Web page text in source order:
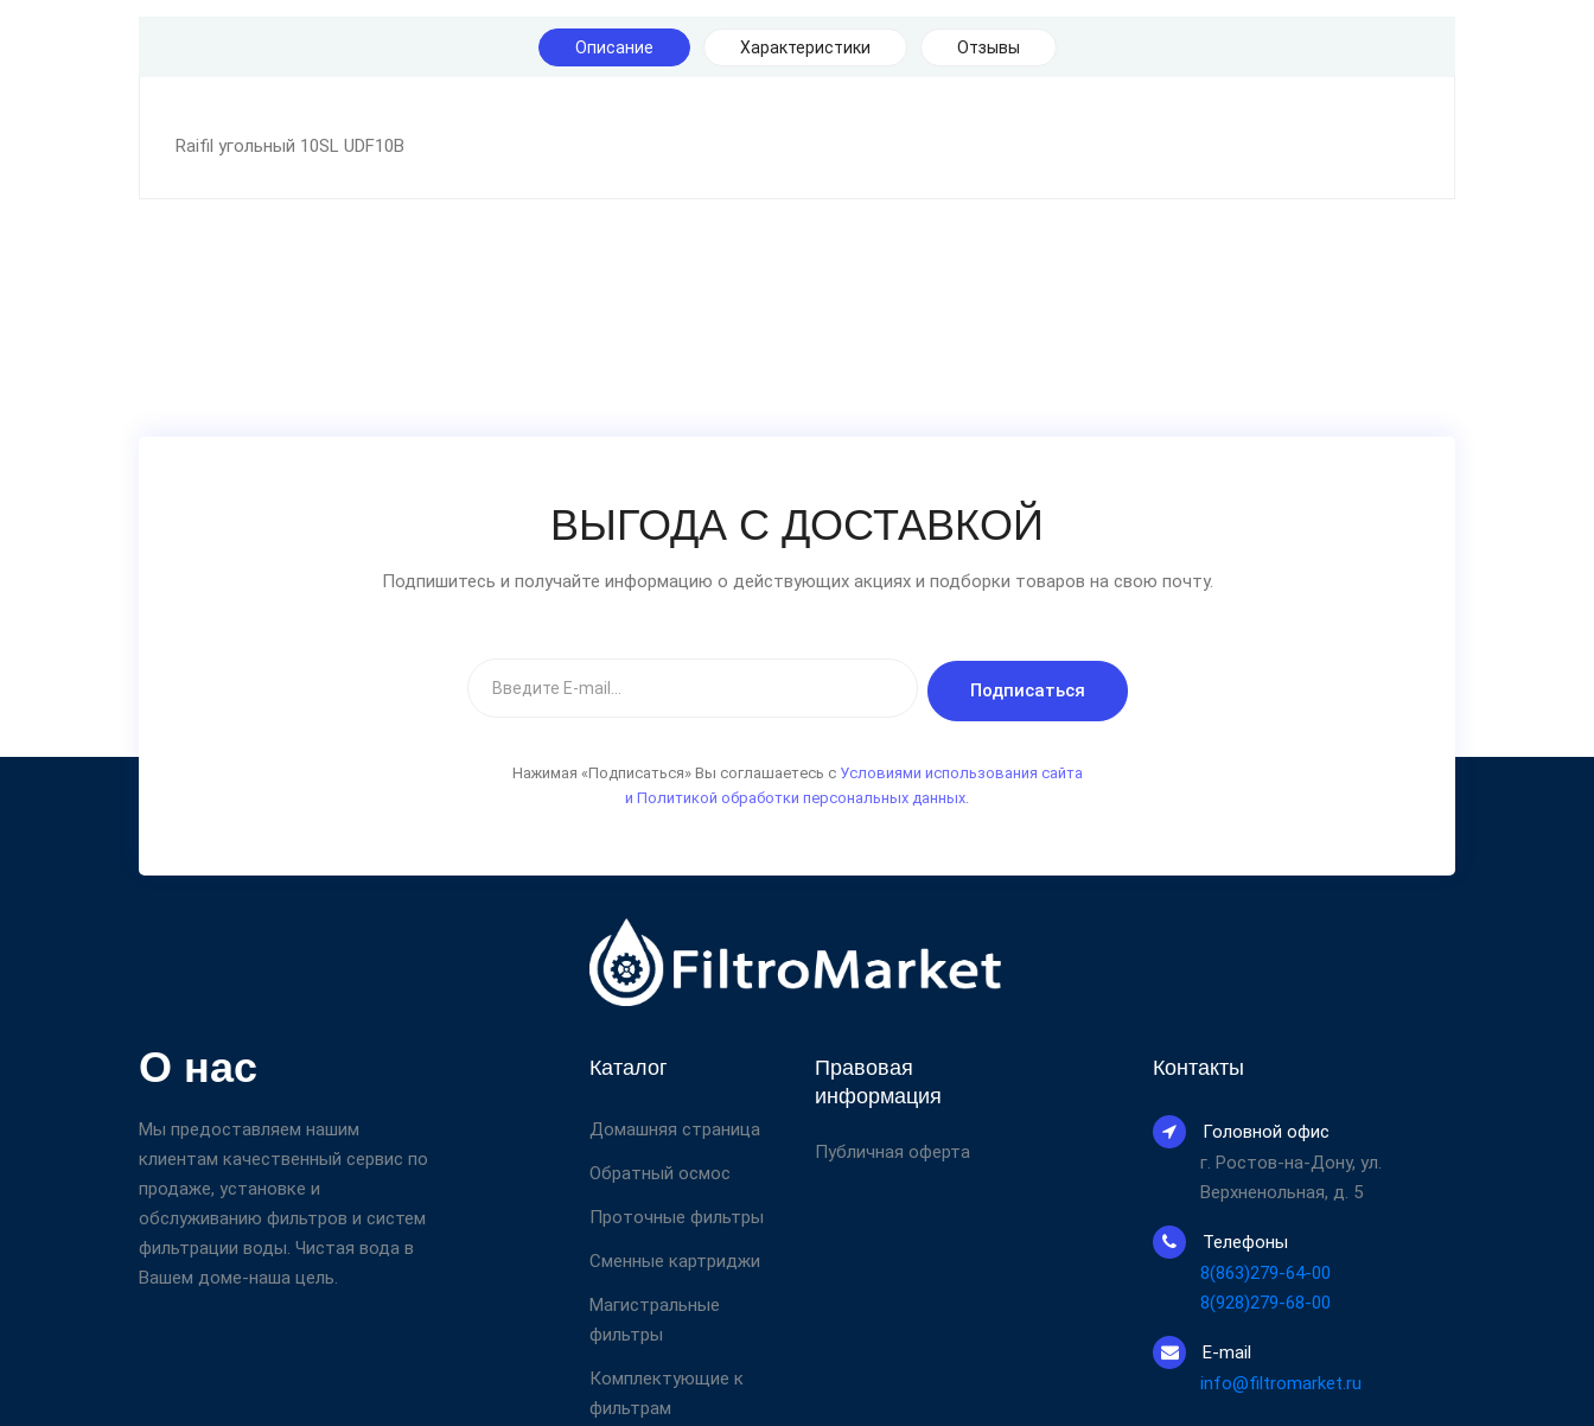
Описание Характеристики Отзывы
Raifil угольный 10SL UDF10B
ВЫГОДА С ДОСТАВКОЙ
Подпишитесь и получайте информацию о действующих акциях и подборки товаров на свою почту.
Подписаться
Нажимая «Подписаться» Вы соглашаетесь с Условиями использования сайта
и Политикой обработки персональных данных.
О нас
Мы предоставляем нашим
клиентам качественный сервис по
продаже, установке и
обслуживанию фильтров и систем
фильтрации воды. Чистая вода в
Вашем доме-наша цель.
Каталог
Домашняя страница
Обратный осмос
Проточные фильтры
Сменные картриджи
Магистральные
фильтры
Комплектующие к
фильтрам
Правовая
информация
Публичная оферта
Контакты
Головной офис
г. Ростов-на-Дону, ул.
Верхненольная, д. 5
Телефоны
8(863)279-64-00
8(928)279-68-00
E-mail
info@filtromarket.ru